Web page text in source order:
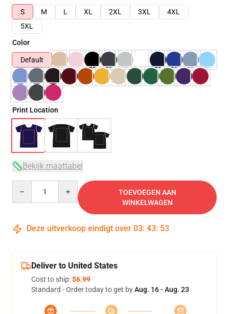
S
M L XL 2XL 3XL
4XL
5XL
Color
Default
Print Location
Bekijk maattabel
TOEVOEGEN AAN
WINKELWAGEN
Deze uitverkoop eindigt over 03: 43: 52
Deliver to United States
Cost to ship:$6.99
Standard - Order today to get byAug. 16 - Aug. 23